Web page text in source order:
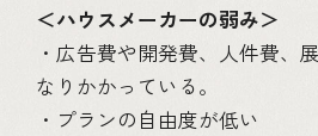
＜ハウスメーカーの弱み＞
・広告費や開発費、人件費、
なりかかっている。
・プランの自由度が低い